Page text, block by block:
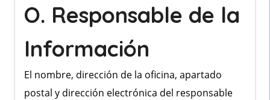
O. Responsable de la
Información
El nombre, dirección de la oficina, apartado
postal y dirección electrónica del responsable